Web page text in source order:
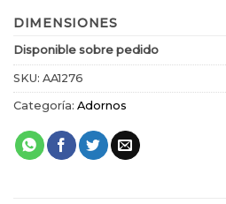
DIMENSIONES
Disponible sobre pedido
SKU: AA1276
Categoría: Adornos